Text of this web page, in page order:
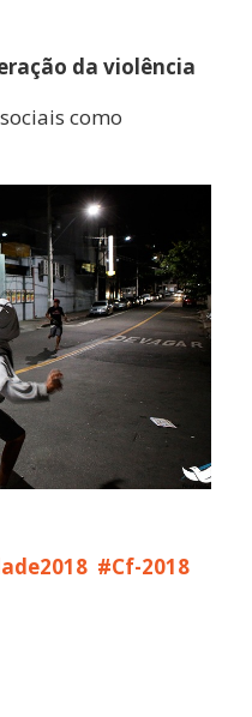
da violência
como
#Cf-2018